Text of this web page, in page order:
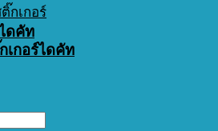
กเกอร์
ดคัท
กอร์ไดคัท